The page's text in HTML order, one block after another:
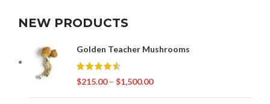
NEW PRODUCTS
Golden Teacher Mushrooms
$215.00 – $1,500.00